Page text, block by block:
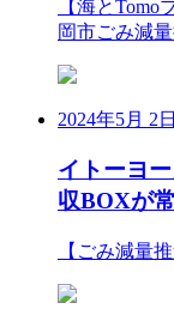
【海と
岡市ごみ減量
2024年5月 2日
イトーヨ
収BOXが
【ごみ減量推